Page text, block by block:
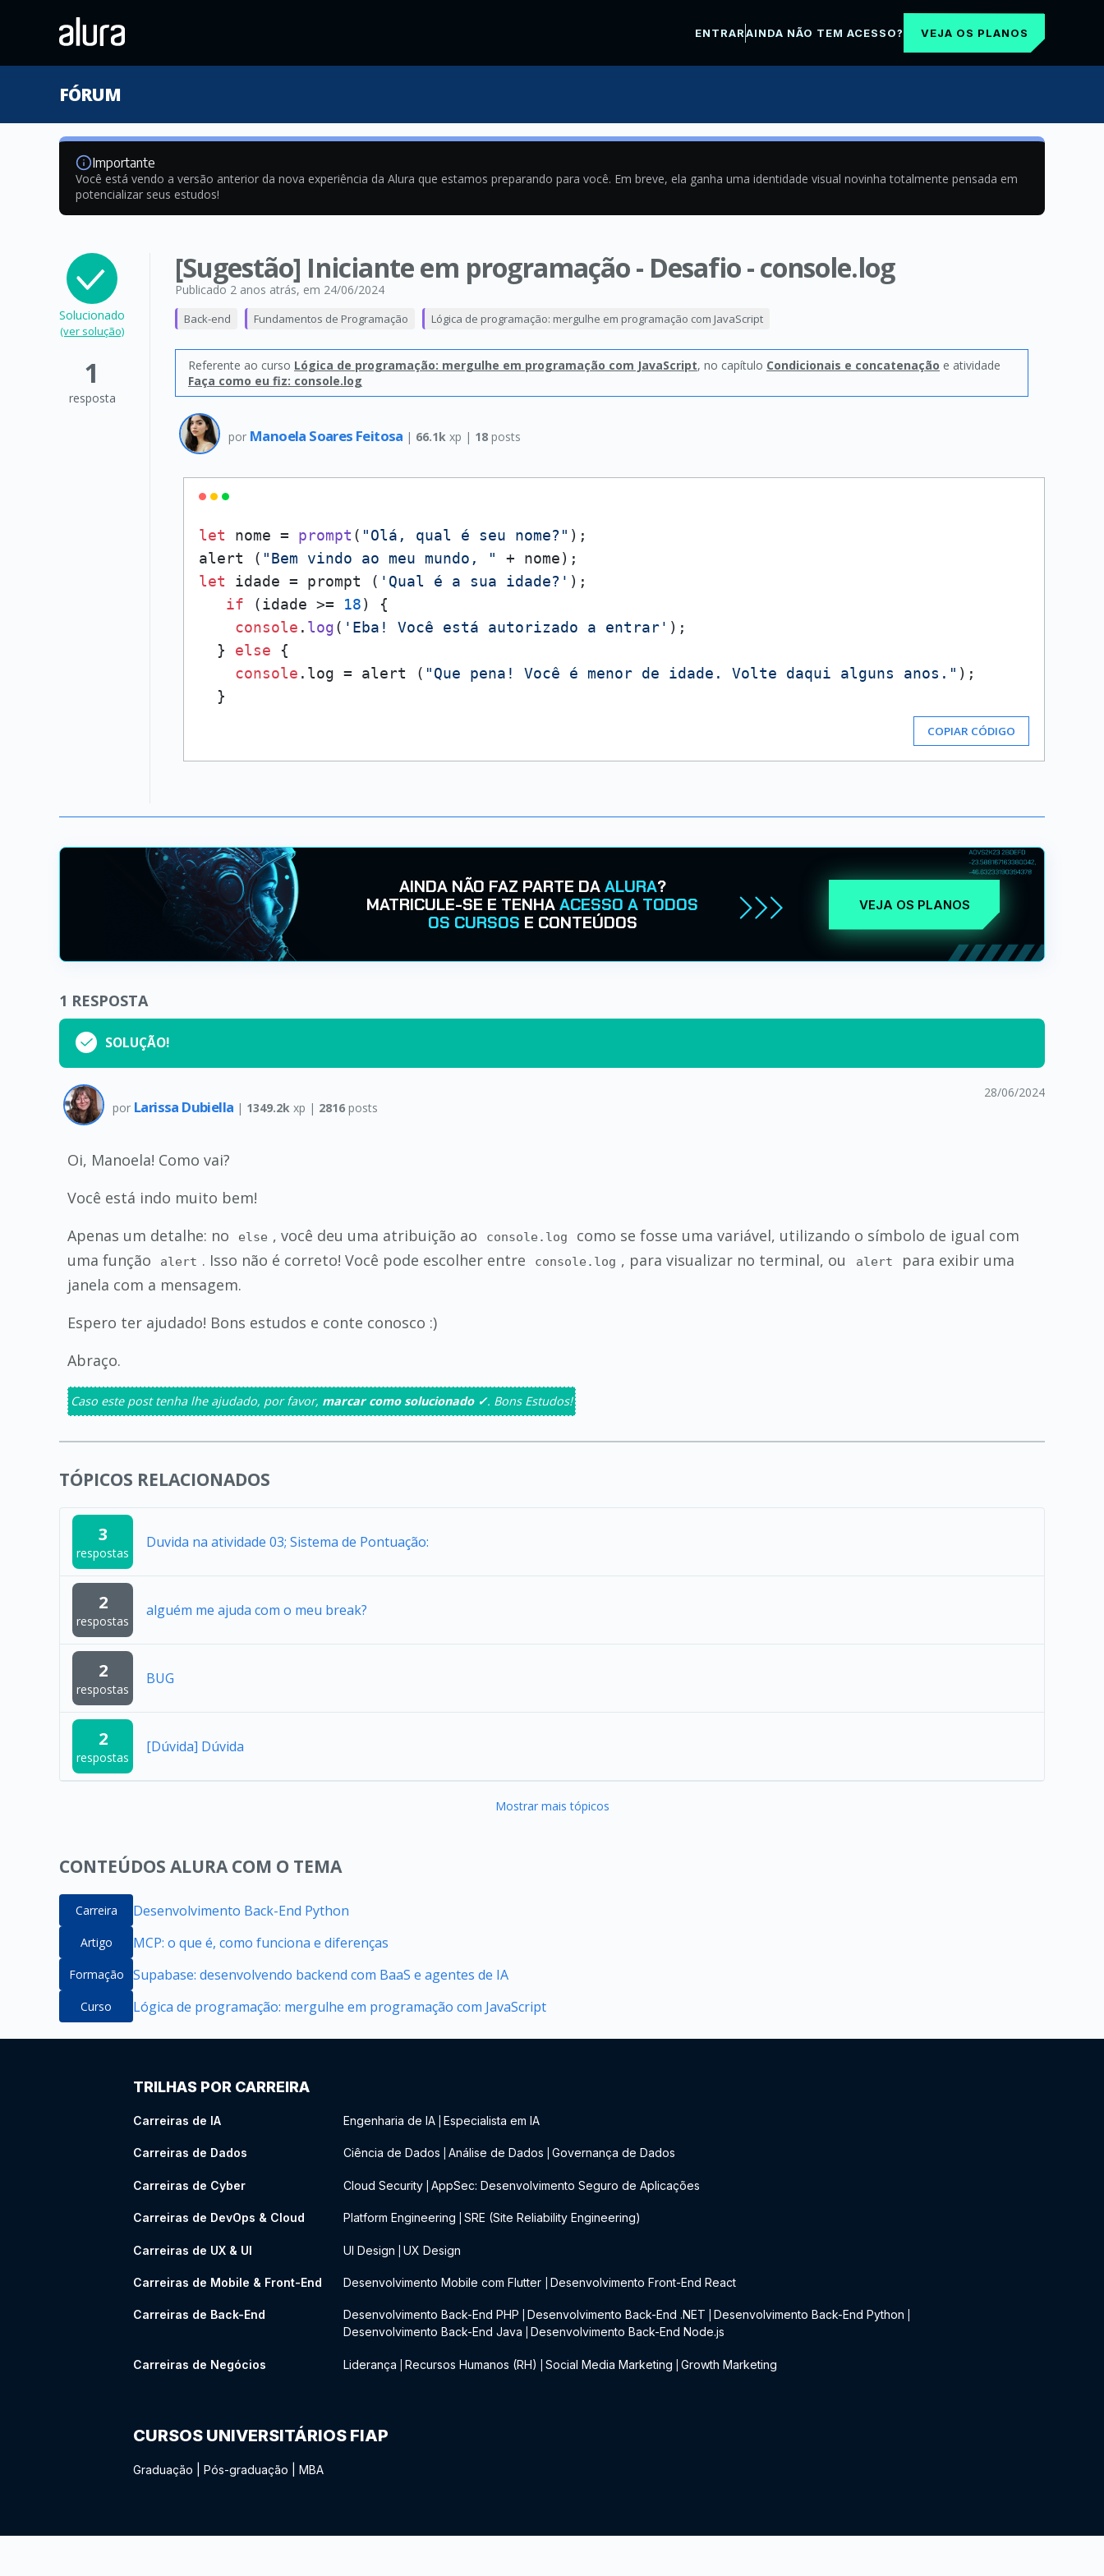
ENTRARAINDA NÃO TEM ACESSO? VEJA OS PLANOS
FÓRUM
Importante
Você está vendo a versão anterior da nova experiência da Alura que estamos preparando para você. Em breve, ela ganha uma identidade visual novinha totalmente pensada em
potencializar seus estudos!
Solucionado
(ver solução)
1
resposta
[Sugestão] Iniciante em programação - Desafio - console.log
Publicado 2 anos atrás, em 24/06/2024
Back-end Fundamentos de Programação Lógica de programação: mergulhe em programação com JavaScript
Referente ao curso Lógica de programação: mergulhe em programação com JavaScript, no capítulo Condicionais e concatenação e atividade
Faça como eu fiz: console.log
por Manoela Soares Feitosa | 66.1k xp | 18 posts
let nome = prompt ( "Olá, qual é seu nome?" );
alert ( "Bem vindo ao meu mundo, "
let idade = prompt ( 'Qual é a sua idade?' );
if (idade >= 18) {
console . log( 'Eba! Você está autorizado a entrar' );
  }
else {
console . log = alert ( "Que pena! Você é menor de idade. Volte daqui alguns anos." );
COPIAR CÓDIGO
AINDA NÃO FAZ PARTE DAALURA?
MATRICULE-SE E TENHAACESSO A TODOS
OS CURSOS E CONTEÚDOS
VEJA OS PLANOS
1 RESPOSTA
SOLUÇÃO!
por Larissa Dubiella | 1349.2k xp | 2816posts
28/06/2024
Oi, Manoela! Como vai?
Você está indo muito bem!
Apenas um detalhe: no
else , você deu uma atribuição ao console.log
como se fosse uma variável, utilizando o símbolo de igual com
uma função
alert . Isso não é correto! Você pode escolher entre console.log , para visualizar no terminal, ou alert
para exibir uma
janela com a mensagem.
Espero ter ajudado! Bons estudos e conte conosco :)
Abraço.
Caso este post tenha lhe ajudado, por favor, marcar como solucionado ✓. Bons Estudos!
TÓPICOS RELACIONADOS
3
respostas
Duvida na atividade 03; Sistema de Pontuação:
2
respostas
alguém me ajuda com o meu break?
2
respostas
BUG
2
respostas
[Dúvida] Dúvida
Mostrar mais tópicos
CONTEÚDOS ALURA COM O TEMA
Carreira Desenvolvimento Back-End Python
Artigo MCP: o que é, como funciona e diferenças
Formação Supabase: desenvolvendo backend com BaaS e agentes de IA
Curso Lógica de programação: mergulhe em programação com JavaScript
TRILHAS POR CARREIRA
Carreiras de IA Engenharia de IA Especialista em IA
Carreiras de Dados Ciência de Dados Análise de Dados Governança de Dados
Carreiras de Cyber Cloud Security AppSec: Desenvolvimento Seguro de Aplicações
Carreiras de DevOps & Cloud Platform Engineering SRE (Site Reliability Engineering)
Carreiras de UX & UI UI Design UX Design
Carreiras de Mobile & Front-End Desenvolvimento Mobile com Flutter Desenvolvimento Front-End React
Carreiras de Back-End Desenvolvimento Back-End PHP Desenvolvimento Back-End .NET Desenvolvimento Back-End Python
Desenvolvimento Back-End Java Desenvolvimento Back-End Node.js
Carreiras de Negócios Liderança Recursos Humanos (RH) Social Media Marketing Growth Marketing
CURSOS UNIVERSITÁRIOS FIAP
Graduação Pós-graduação MBA